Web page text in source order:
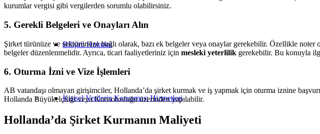
Bilişim Hukuku
Kişisel Verilerin Korunması Hizmetleri
kurumlar vergisi gibi vergilerden sorumlu olabilirsiniz.
5. Gerekli Belgeleri ve Onayları Alın
Şirket türünüze ve sektörünüze bağlı olarak, bazı ek belgeler veya onaylar gerekebilir. Özellikle
belgeler düzenlenmelidir. Ayrıca, ticari faaliyetleriniz için mesleki yeterlilik gerekebilir. Bu konuyla
6. Oturma İzni ve Vize İşlemleri
AB vatandaşı olmayan girişimciler, Hollanda’da şirket kurmak ve iş yapmak için oturma iznine
Hollanda Büyükelçiliği veya Konsolosluğu üzerinden yapılabilir.
Hollanda’da Şirket Kurmanın Maliyeti